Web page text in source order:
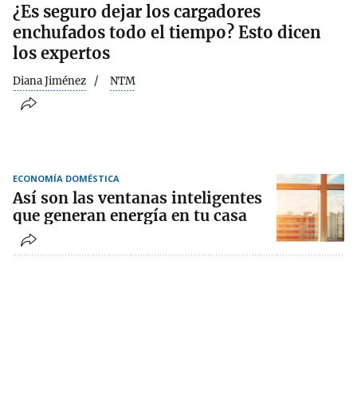
¿Es seguro dejar los cargadores
enchufados todo el tiempo? Esto dicen
los expertos
Diana Jiménez NTM
ECONOMÍA DOMÉSTICA
Así son las ventanas inteligentes
que generan energía en tu casa